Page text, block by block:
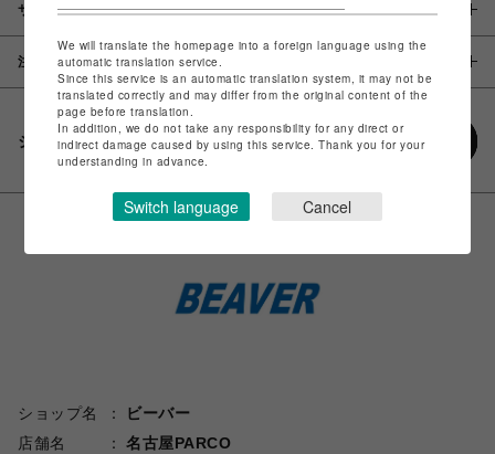
サイズ
注意事項
シェアする
ショップ名
ビーバー
店舗名
名古屋PARCO
We will translate the homepage into a foreign language using the
automatic translation service.
Since this service is an automatic translation system, it may not be
translated correctly and may differ from the original content of the
page before translation.
In addition, we do not take any responsibility for any direct or
indirect damage caused by using this service. Thank you for your
understanding in advance.
Switch language Cancel